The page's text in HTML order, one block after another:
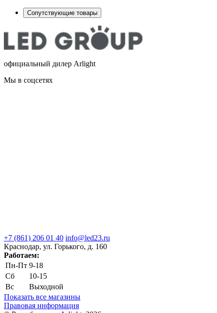
Сопутствующие товары
официальный дилер Arlight
Мы в соцсетях
+7 (861) 206 01 40 info@led23.ru
Краснодар, ул. Горького, д. 160
Работаем:
Пн-Пт 9-18
Сб
10-15
Вс
Выходной
Показать все магазины
Правовая информация